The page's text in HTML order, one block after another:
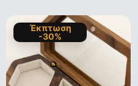
Έκπτωση
-30%